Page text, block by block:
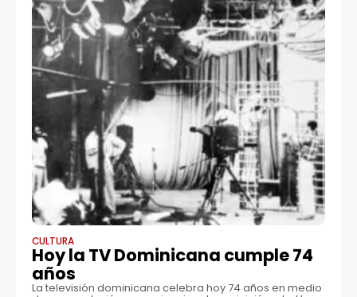
CULTURA
Hoy la TV Dominicana cumple 74
años
La televisión dominicana celebra hoy 74 años en medio